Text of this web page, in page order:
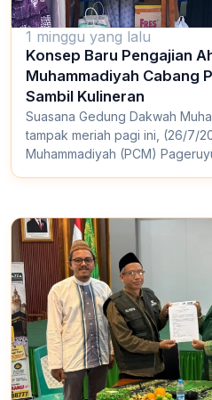
1 minggu yang lalu
Konsep Baru Pengajian
Muhammadiyah Cabang
Sambil Kulineran
Suasana Gedung Dakwah
tampak meriah pagi ini, (26/7/
Muhammadiyah (PCM)